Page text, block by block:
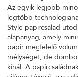
Az egyik legjobb
legtöbb
Style papírcsalád
alapanyag, amely
papír megfelelő
mélységet, de
kínál. A